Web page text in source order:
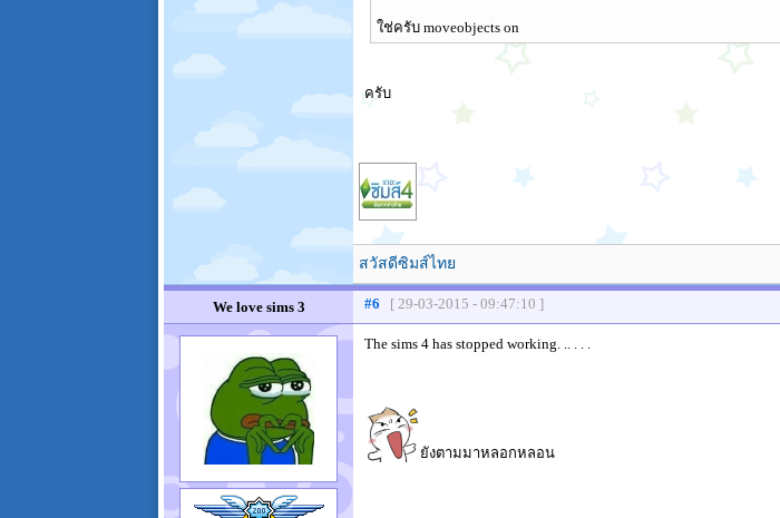
ใช่ครับ moveobjects on
ครับ
สวัสดีซิมส์ไทย
We love sims 3 #6 [ 29-03-2015 - 09:47:10 ]
The sims 4 has stopped working. .. . . .
ยังตามมาหลอกหลอน